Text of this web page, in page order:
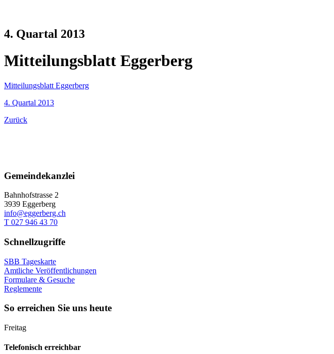
4. Quartal 2013
Mitteilungsblatt Eggerberg
Mitteilungsblatt Eggerberg
4. Quartal 2013
Zurück
Gemeindekanzlei
Bahnhofstrasse 2
3939 Eggerberg
info@eggerberg.ch
T 027 946 43 70
Schnellzugriffe
SBB Tageskarte
Amtliche Veröffentlichungen
Formulare & Gesuche
Reglemente
So erreichen Sie uns heute
Freitag
Telefonisch erreichbar